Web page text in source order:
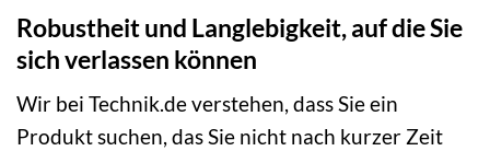
Robustheit und Langlebigkeit, auf die Sie
sich verlassen können
Wir bei Technik.de verstehen, dass Sie ein
Produkt suchen, das Sie nicht nach kurzer Zeit